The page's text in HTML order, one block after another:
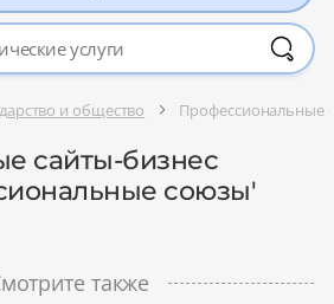
и общество Профессиональные
сайты-бизнес
союзы'
также